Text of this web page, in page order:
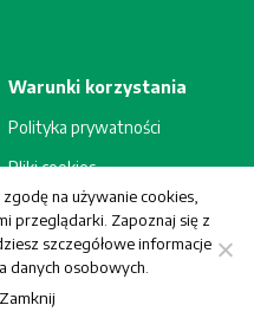
Warunki korzystania
Polityka prywatności
Pliki cookies
Regulamin
prawa zastrzeżone.
na używanie cookies,
przeglądarki. Zapoznaj się z
szczegółowe informacje
danych osobowych.
Zamknij